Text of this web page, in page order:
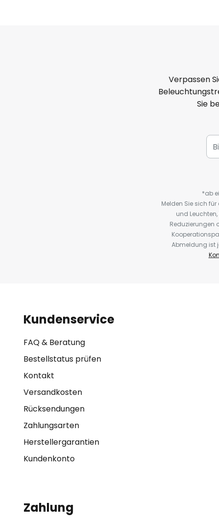
Verpassen
Sie
*ab
Melden Sie sich
und
Reduzierungen
Abmeldung ist
Kundenservice
FAQ & Beratung
Bestellstatus prüfen
Kontakt
Versandkosten
Rücksendungen
Zahlungsarten
Herstellergarantien
Kundenkonto
Zahlung